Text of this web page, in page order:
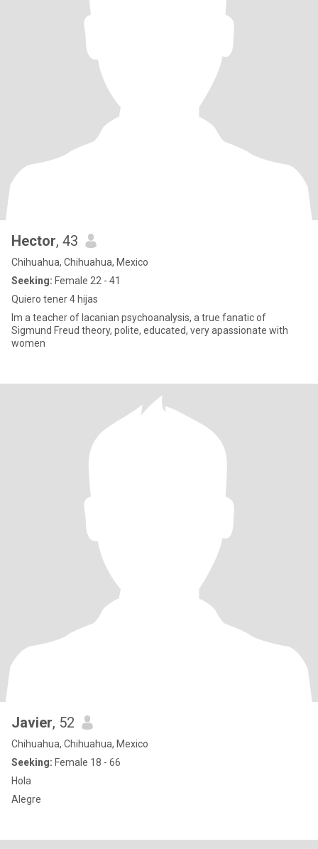
Hector, 43
Chihuahua, Chihuahua, Mexico
Seeking: Female 22 - 41
Quiero tener 4 hijas
Im a teacher of lacanian psychoanalysis, a true fanatic of
Sigmund Freud theory, polite, educated, very apassionate with
women
Javier, 52
Chihuahua, Chihuahua, Mexico
Seeking: Female 18 - 66
Hola
Alegre